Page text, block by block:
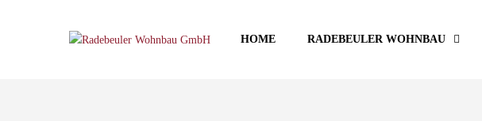
HOME RADEBEULER WOHNBAU